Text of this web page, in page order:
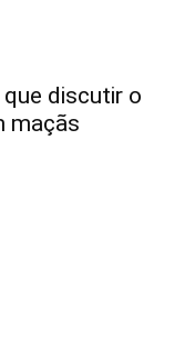
discutir o
maçãs